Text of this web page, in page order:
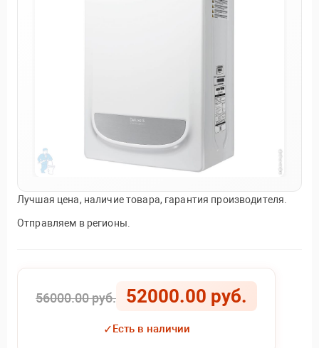
Лучшая цена, наличие товара, гарантия производителя.
Отправляем в регионы.
56000.00 руб. 52000.00 руб.
✓Есть в наличии